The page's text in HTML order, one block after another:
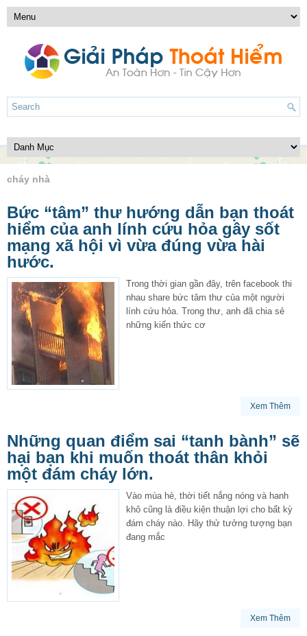
cháy nhà
Bức “tâm” thư hướng dẫn bạn thoát
hiểm của anh lính cứu hỏa gây sốt
mạng xã hội vì vừa đúng vừa hài
hước.
Trong thời gian gần đây, trên facebook thi
nhau share bức tâm thư của một người
lính cứu hỏa. Trong thư, anh đã chia sẻ
những kiến thức cơ
Xem Thêm
Những quan điểm sai “tanh bành” sẽ
hại bạn khi muốn thoát thân khỏi
một đám cháy lớn.
Vào mùa hè, thời tiết nắng nóng và hanh
khô cũng là điều kiện thuận lợi cho bất kỳ
đám cháy nào. Hãy thử tưởng tượng bạn
đang mắc
Xem Thêm